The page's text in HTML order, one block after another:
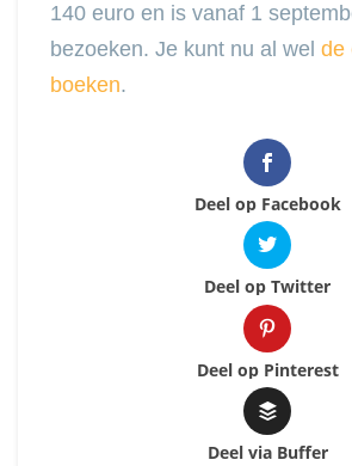
140 euro en is vanaf 1
bezoeken. Je kunt nu al wel de
boeken.
Deel op Facebook
Deel op Twitter
Deel op Pinterest
Deel via Buffer